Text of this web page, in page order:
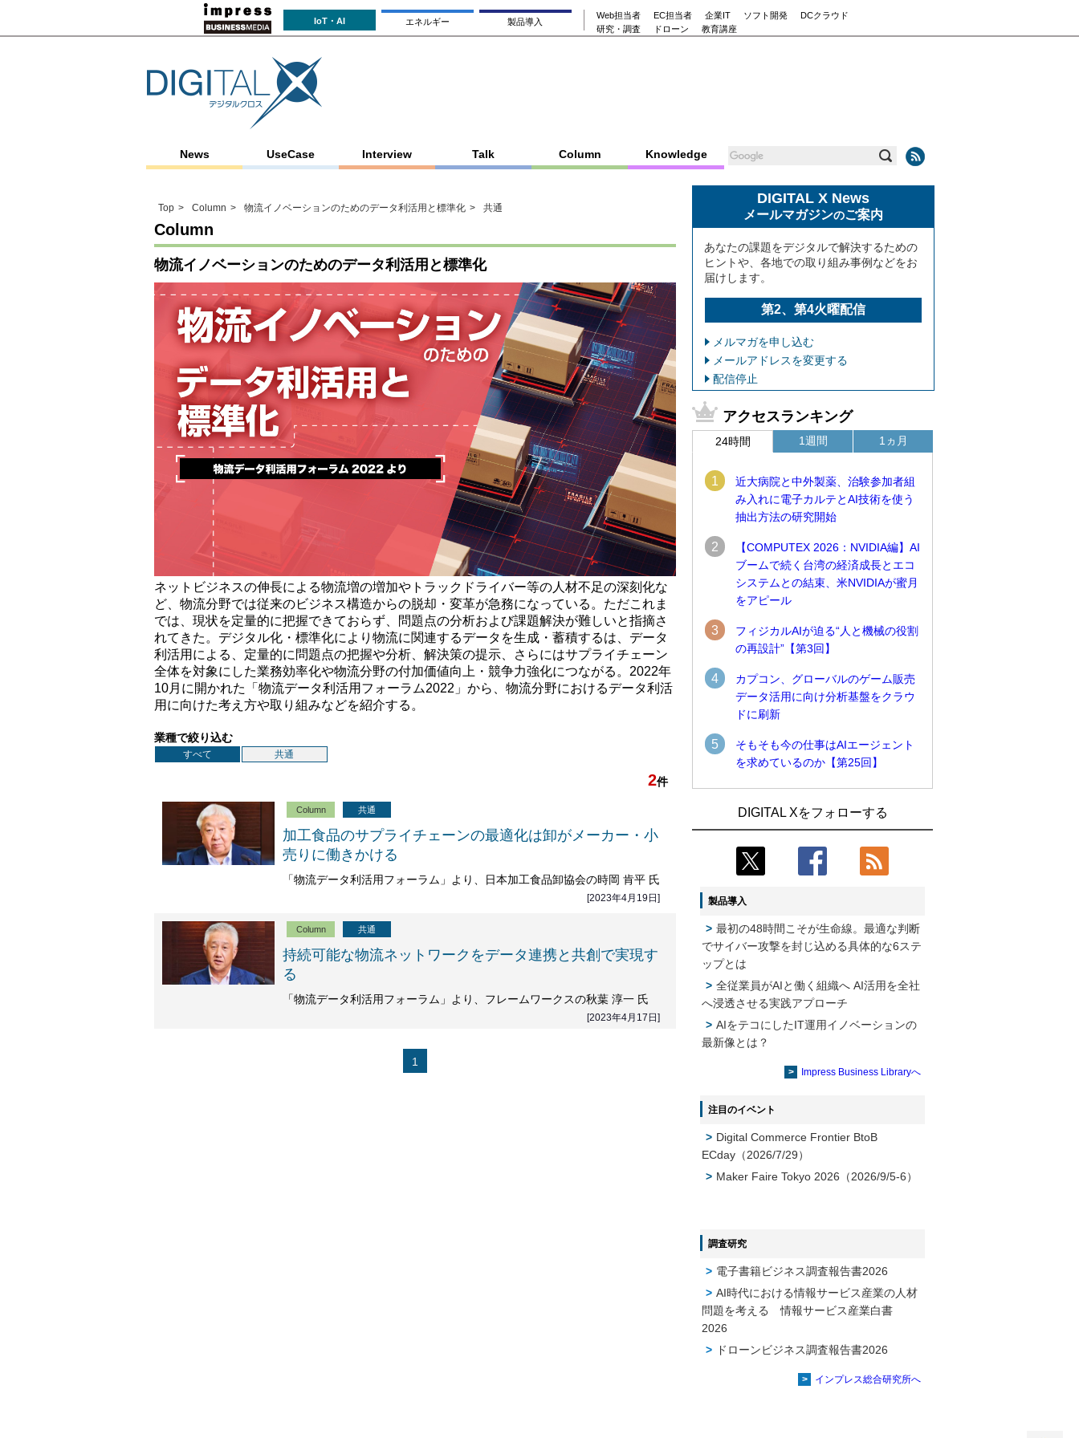
IoT・AI エネルギー 製品導入
Web担当者 EC担当者 企業IT ソフト開発
DCクラウド
研究・調査
ドローン 教育講座
News UseCase Interview Talk Column Knowledge
Top Column 物流イノベーションのためのデータ利活用と標準化 共通
Column
物流イノベーションのためのデータ利活用と標準化
ネットビジネスの伸長による物流増の増加やトラックドライバー等の人材不足の深刻化な
ど、物流分野では従来のビジネス構造からの脱却・変革が急務になっている。ただこれま
では、現状を定量的に把握できておらず、問題点の分析および課題解決が難しいと指摘さ
れてきた。デジタル化・標準化により物流に関連するデータを生成・蓄積するは、データ
利活用による、定量的に問題点の把握や分析、解決策の提示、さらにはサプライチェーン
全体を対象にした業務効率化や物流分野の付加価値向上・競争力強化につながる。2022年
10月に開かれた「物流データ利活用フォーラム2022」から、物流分野におけるデータ利活
用に向けた考え方や取り組みなどを紹介する。
業種で絞り込む
すべて 共通
2件
Column 共通
加工食品のサプライチェーンの最適化は卸がメーカー・小
売りに働きかける
「物流データ利活用フォーラム」より、日本加工食品卸協会の時岡 肯平 氏
[2023年4月19日]
Column 共通
持続可能な物流ネットワークをデータ連携と共創で実現す
る
「物流データ利活用フォーラム」より、フレームワークスの秋葉 淳一 氏
[2023年4月17日]
1
DIGITAL X News
メールマガジンのご案内
あなたの課題をデジタルで解決するための
ヒントや、各地での取り組み事例などをお
届けします。
第2、第4火曜配信
メルマガを申し込む
メールアドレスを変更する
配信停止
アクセスランキング
24時間
1
近大病院と中外製薬、治験参加者組
み入れに電子カルテとAI技術を使う
抽出方法の研究開始
2
【COMPUTEX 2026：NVIDIA編】AI
ブームで続く台湾の経済成長とエコ
システムとの結束、米NVIDIAが蜜月
をアピール
3
フィジカルAIが迫る“人と機械の役割
の再設計”【第3回】
4
カプコン、グローバルのゲーム販売
データ活用に向け分析基盤をクラウ
ドに刷新
5
そもそも今の仕事はAIエージェント
を求めているのか【第25回】
1週間
れに電子カルテとAI技術を使う抽出方法
の研究開始
Umios、消費者起点の販売計画策定に向
3
社製造で鍵を握る台湾サプライチェー
ン、英Armが連携を強調
コスモ石油、製油所の設備点検への四足
歩行ロボット利用を検証
フィジカルAIが迫る“人と機械の役割の再
設計”【第3回】
1ヵ月
仮想化技術を使う統合基盤を本格稼働
鹿島建設、鋼管柱へのコンクリート充填
時の異常を検出するAIを遠隔監視システ
3
れに電子カルテとAI技術を使う抽出方法
の研究開始
そもそも今の仕事はAIエージェントを求
めているのか【第25回】
製造業の現場の暗黙知を組織横断で活用
するためのナレッジ管理基盤、LIGHTzが
DIGITAL Xをフォローする
製品導入
最初の48時間こそが生命線。最適な判断
でサイバー攻撃を封じ込める具体的な6ステ
ップとは
全従業員がAIと働く組織へ AI活用を全社
へ浸透させる実践アプローチ
AIをテコにしたIT運用イノベーションの
最新像とは？
Impress Business Libraryへ
注目のイベント
Digital Commerce Frontier BtoB
ECday（2026/7/29）
Maker Faire Tokyo 2026（2026/9/5-6）
調査研究
電子書籍ビジネス調査報告書2026
AI時代における情報サービス産業の⼈材
問題を考える 情報サービス産業⽩書
2026
ドローンビジネス調査報告書2026
インプレス総合研究所へ